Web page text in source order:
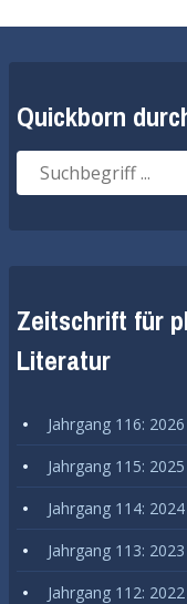
Quickborn
Suche
nach:
Zeitschrift für
Literatur
Jahrgang 116: 2026
Jahrgang 115: 2025
Jahrgang 114: 2024
Jahrgang 113: 2023
Jahrgang 112: 2022